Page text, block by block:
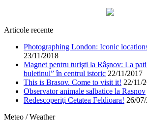
Articole recente
Photographing London: Iconic
23/11/2018
Magnet pentru turişti la Râşnov: La
buletinul” în centrul istoric 22/11/2017
This is Brasov. Come to visit it! 22/11/
Observator animale salbatice la Rasnov
Redescoperiţi Cetatea Feldioara! 26/
Meteo / Weather